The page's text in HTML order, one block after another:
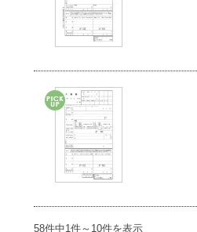
58件中1件～10件を表示